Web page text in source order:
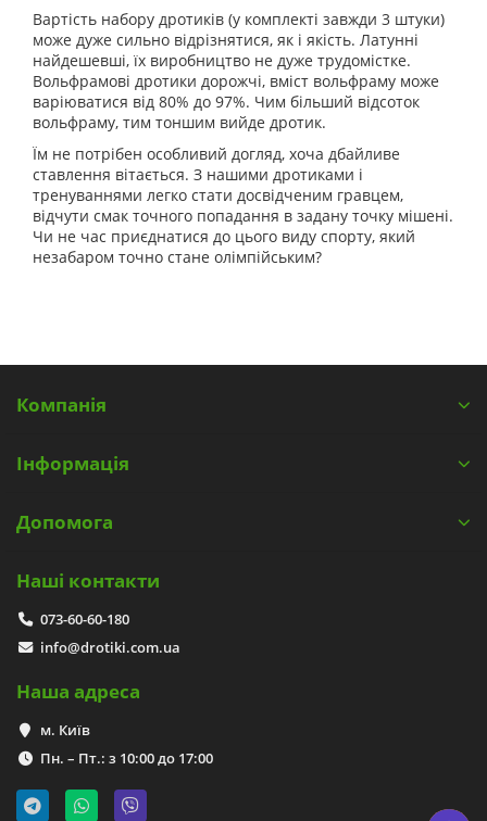
Вартість набору дротиків (у комплекті завжди 3 штуки)
може дуже сильно відрізнятися, як і якість. Латунні
найдешевші, їх виробництво не дуже трудомістке.
Вольфрамові дротики дорожчі, вміст вольфраму може
варіюватися від 80% до 97%. Чим більший відсоток
вольфраму, тим тоншим вийде дротик.
Їм не потрібен особливий догляд, хоча дбайливе
ставлення вітається. З нашими дротиками і
тренуваннями легко стати досвідченим гравцем,
відчути смак точного попадання в задану точку мішені.
Чи не час приєднатися до цього виду спорту, який
незабаром точно стане олімпійським?
Компанія
Інформація
Допомога
Наші контакти
073-60-60-180
info@drotiki.com.ua
Наша адреса
м. Київ
Пн. – Пт.: з 10:00 до 17:00